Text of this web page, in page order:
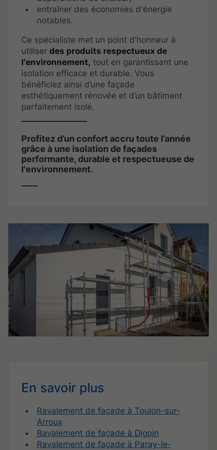
entraîner des économies d'énergie
notables.
Ce spécialiste met un point d'honneur à
utiliserdes produits respectueux de
l'environnement, tout en garantissant une
isolation efficace et durable. Vous
bénéficiez ainsi d’une façade
esthétiquement rénovée et d’un bâtiment
parfaitement isolé.
Profitez d’un confort accru toute l’année
grâce à une isolation de façades
performante, durable et respectueuse de
l'environnement.
En savoir plus
Ravalement de façade à Toulon-sur-
Arroux
Ravalement de façade à Digoin
Ravalement de façade à Paray-le-